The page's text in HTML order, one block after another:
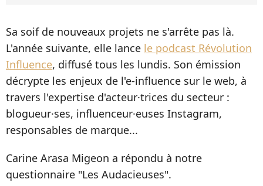
Sa soif de nouveaux projets ne s'arrête pas là.
L'année suivante, elle lance le podcast Révolution
Influence, diffusé tous les lundis. Son émission
décrypte les enjeux de l'e-influence sur le web, à
travers l'expertise d'acteur·trices du secteur :
blogueur·ses, influenceur·euses Instagram,
responsables de marque...
Carine Arasa Migeon a répondu à notre
questionnaire "Les Audacieuses".